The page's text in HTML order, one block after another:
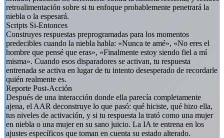
retroalimentación sobre si tu enfoque probablemente penetrará la
niebla o la espesará.
Scripts Si-Entonces
Construyes respuestas preprogramadas para los momentos
predecibles cuando la niebla habla: «Nunca te amé», «No eres el
hombre que pensé que eras», «Finalmente estoy siendo fiel a mí
misma». Cuando esos disparadores se activan, tu respuesta
entrenada se activa en lugar de tu intento desesperado de recordarle
quién realmente es.
Reporte Post-Acción
Después de una interacción donde ella parecía completamente
ajena, el AAR deconstruye lo que pasó: qué hiciste, qué hizo ella,
tus niveles de activación, y si tu respuesta la trató como una mujer
en niebla o una mujer en su sano juicio. La IA te entrena en los
ajustes específicos que toman en cuenta su estado alterado.